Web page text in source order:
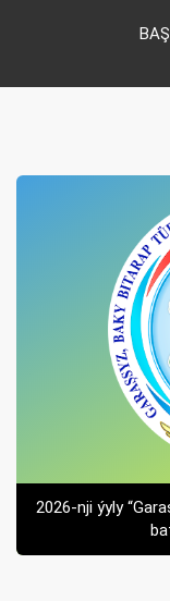
2026-nji ýyly